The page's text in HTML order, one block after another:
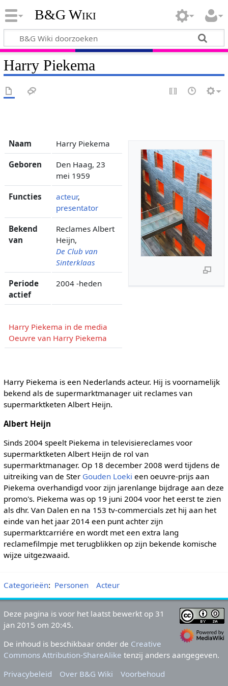
B&G Wiki
Harry Piekema
Naam Harry Piekema
Geboren
Den Haag, 23
mei 1959
Functies acteur,
presentator
Bekend
van
Reclames Albert
Heijn,
De Club van
Sinterklaas
Periode
actief
2004 -heden
Harry Piekema in de media
Oeuvre van Harry Piekema
Harry Piekema is een Nederlands acteur. Hij is voornamelijk
bekend als de supermarktmanager uit reclames van
supermarktketen Albert Heijn.
Albert Heijn
Sinds 2004 speelt Piekema in televisiereclames voor
supermarktketen Albert Heijn de rol van
supermarktmanager. Op 18 december 2008 werd tijdens de
uitreiking van de Ster Gouden Loeki een oeuvre-prijs aan
Piekema overhandigd voor zijn jarenlange bijdrage aan deze
promo's. Piekema was op 19 juni 2004 voor het eerst te zien
als dhr. Van Dalen en na 153 tv-commercials zet hij aan het
einde van het jaar 2014 een punt achter zijn
supermarktcarriére en wordt met een extra lang
reclamefilmpje met terugblikken op zijn bekende komische
wijze uitgezwaaid.
Categorieën: Personen Acteur
Deze pagina is voor het laatst bewerkt op 31
jan 2015 om 20:45.
De inhoud is beschikbaar onder de Creative
Commons Attribution-ShareAlike tenzij anders aangegeven.
Privacybeleid
Over B&G Wiki Voorbehoud